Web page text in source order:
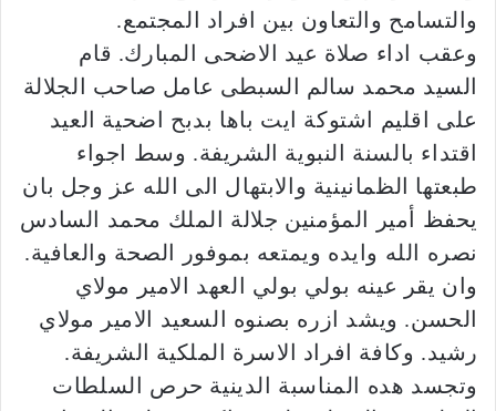
والتسامح والتعاون بين افراد المجتمع.
وعقب اداء صلاة عيد الاضحى المبارك. قام
السيد محمد سالم السبطى عامل صاحب الجلالة
على اقليم اشتوكة ايت باها بدبح اضحية العيد
اقتداء بالسنة النبوية الشريفة. وسط اجواء
طبعتها الظمانينية والابتهال الى الله عز وجل بان
يحفظ أمير المؤمنين جلالة الملك محمد السادس
نصره الله وايده ويمتعه بموفور الصحة والعافية.
وان يقر عينه بولي بولي العهد الامير مولاي
الحسن. ويشد ازره بصنوه السعيد الامير مولاي
رشيد. وكافة افراد الاسرة الملكية الشريفة.
وتجسد هده المناسبة الدينية حرص السلطات